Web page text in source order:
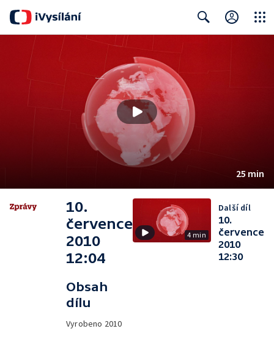
25 min
10.
července
2010
12:04
Obsah
dílu
Vyrobeno 2010
4 min
Další díl
10.
července
2010
12:30